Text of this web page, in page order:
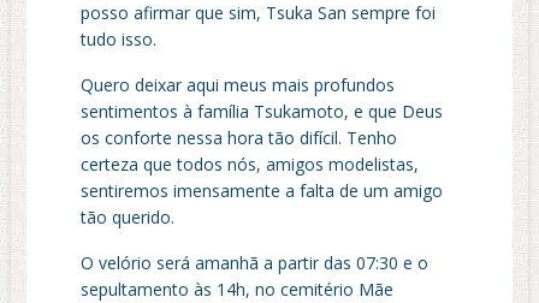
posso afirmar que sim, Tsuka San sempre foi
tudo isso.
Quero deixar aqui meus mais profundos
sentimentos à família Tsukamoto, e que Deus
os conforte nessa hora tão difícil. Tenho
certeza que todos nós, amigos modelistas,
sentiremos imensamente a falta de um amigo
tão querido.
O velório será amanhã a partir das 07:30 e o
sepultamento às 14h, no cemitério Mãe